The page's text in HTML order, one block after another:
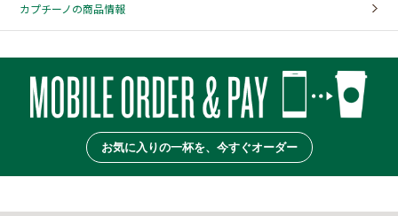
カプチーノの商品情報
お気に入りの一杯を、今すぐオーダー